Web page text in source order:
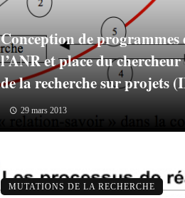
Conception de programmes
l’ANR et place du
de la recherche sur projets
29 mars 2013
MUTATIONS DE LA RECHERCHE